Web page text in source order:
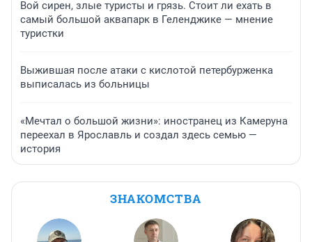
Вой сирен, злые туристы и грязь. Стоит ли ехать в
самый большой аквапарк в Геленджике — мнение
туристки
Выжившая после атаки с кислотой петербурженка
выписалась из больницы
«Мечтал о большой жизни»: иностранец из Камеруна
переехал в Ярославль и создал здесь семью —
история
ЗНАКОМСТВА